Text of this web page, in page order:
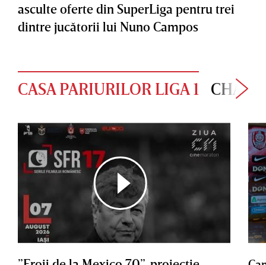
asculte oferte din SuperLiga pentru trei
dintre jucătorii lui Nuno Campos
CASA PARIURILOR LIGA 1